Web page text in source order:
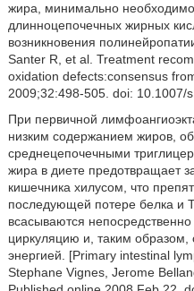
жира, минимально
длинноцепочечных жирных
возникновения
Santer R, et al. Treatment
oxidation defects:consensus
2009;32:498-505. doi: 10.1007/
При первичной
низким содержанием жиров,
среднецепочечными
жира в диете предотвращает
кишечника хилусом, что
последующей потере белка и
всасываются
циркуляцию и, таким образом,
энергией. [Primary intestinal
Stephane Vignes, Jerome